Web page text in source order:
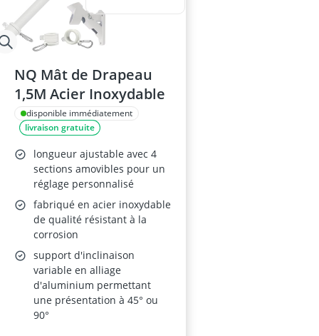
NQ Mât de Drapeau
1,5M Acier Inoxydable
disponible immédiatement
livraison gratuite
longueur ajustable avec 4
sections amovibles pour un
réglage personnalisé
fabriqué en acier inoxydable
de qualité résistant à la
corrosion
support d'inclinaison
variable en alliage
d'aluminium permettant
une présentation à 45° ou
90°